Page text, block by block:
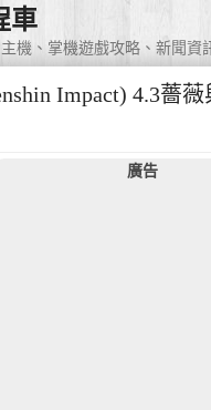
車
機、掌機遊戲攻略、新聞資
Impact) 4.3薔
廣告